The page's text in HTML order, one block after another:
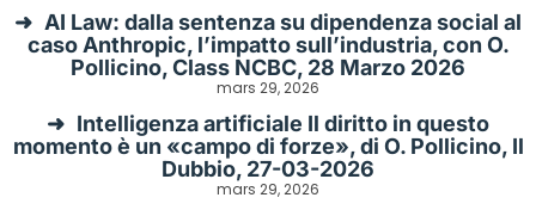
AI Law: dalla sentenza su dipendenza social al
caso Anthropic, l’impatto sull’industria, con O.
Pollicino, Class NCBC, 28 Marzo 2026
mars 29, 2026
Intelligenza artificiale Il diritto in questo
momento è un «campo di forze», di O. Pollicino, Il
Dubbio, 27-03-2026
mars 29, 2026